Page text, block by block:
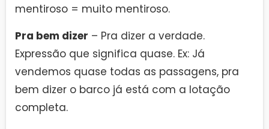
mentiroso = muito mentiroso.
Pra bem dizer – Pra dizer a verdade.
Expressão que significa quase. Ex: Já
vendemos quase todas as passagens, pra
bem dizer o barco já está com a lotação
completa.